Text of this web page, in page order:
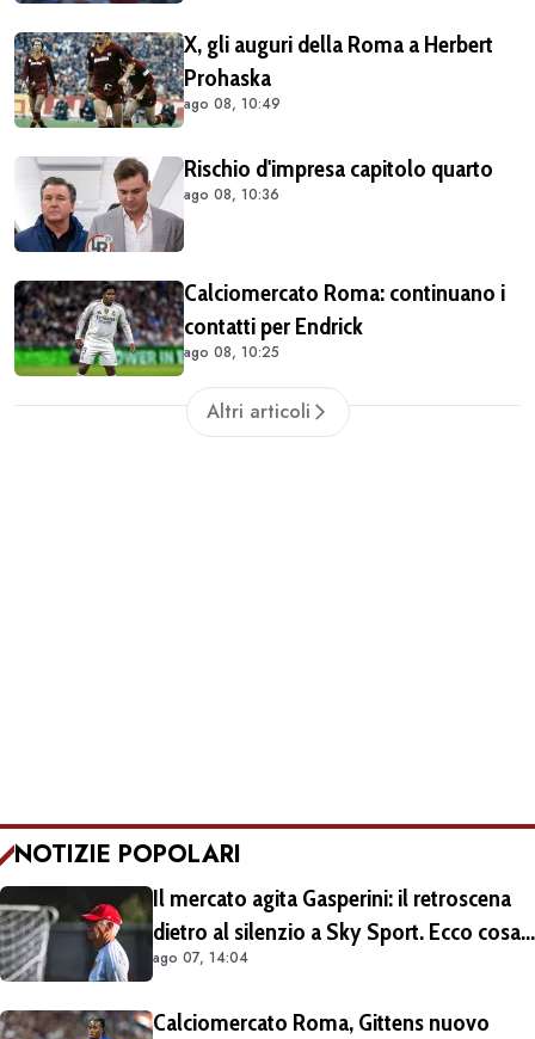
X, gli auguri della Roma a Herbert
Prohaska
ago 08, 10:49
Rischio d'impresa capitolo quarto
ago 08, 10:36
Calciomercato Roma: continuano i
contatti per Endrick
ago 08, 10:25
Altri articoli
NOTIZIE POPOLARI
Il mercato agita Gasperini: il retroscena
dietro al silenzio a Sky Sport. Ecco cosa
è emerso dal meeting con la proprietà
ago 07, 14:04
Calciomercato Roma, Gittens nuovo